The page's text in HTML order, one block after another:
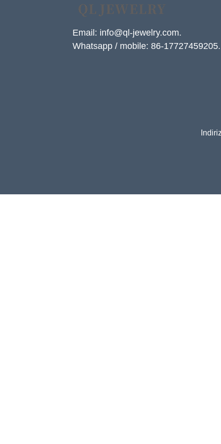
Email: info@ql-jewelry.com.
Whatsapp / mobile: 86-17727459205.